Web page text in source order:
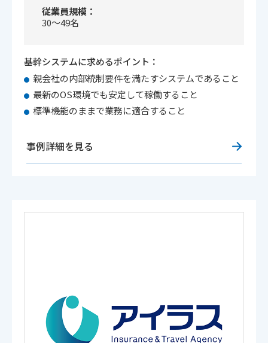
従業員規模
30～49名
基幹システムに求めるポイント：
親会社の内部統制要件を満たすシステムであること
最新のOS環境でも安定して稼働すること
標準機能のままで業務に適合すること
事例詳細を見る